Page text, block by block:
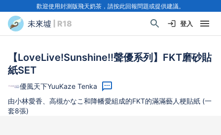
歡迎使用封測版飛天奶茶，請按此回報問題或提供建議。
未來墟 | R18 登入
【LoveLive!Sunshine!!聲優系列】FKT磨砂貼
紙SET
優風天下YuuKaze Tenka
由小林愛香、高槻かなこ和降幡愛組成的FKT的滿滿藝人梗貼紙 (一
套8張)